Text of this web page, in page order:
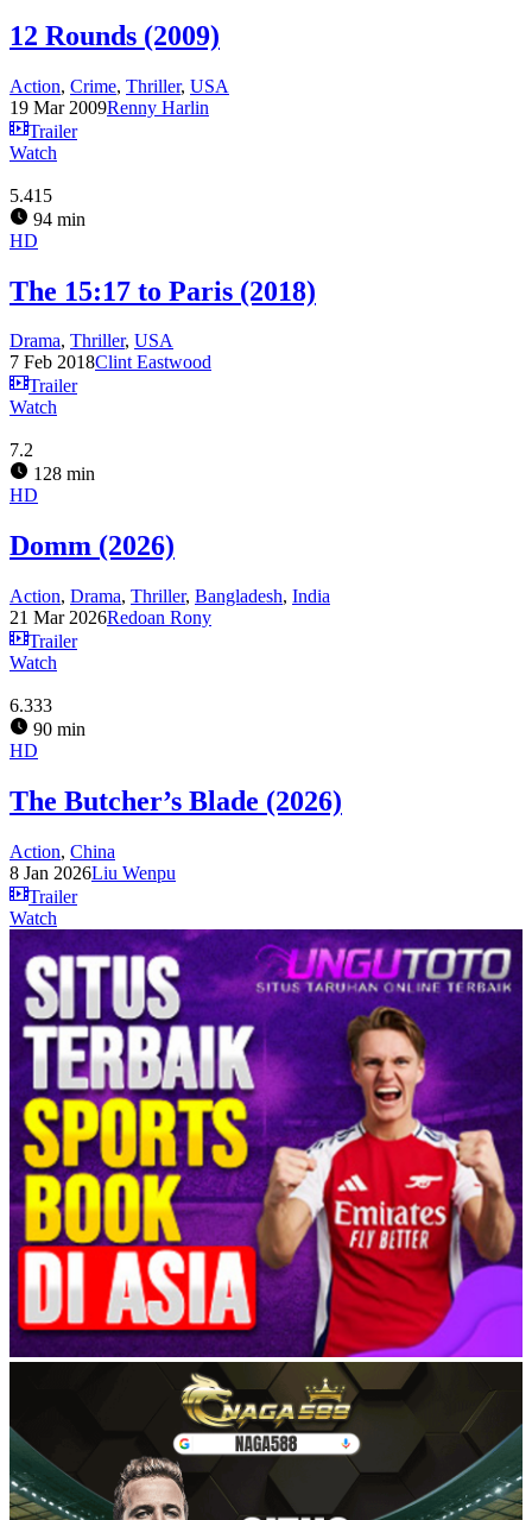
12 Rounds (2009)
Action, Crime, Thriller, USA
19 Mar 2009Renny Harlin
Trailer
Watch
5.415
94 min
HD
The 15:17 to Paris (2018)
Drama, Thriller, USA
7 Feb 2018Clint Eastwood
Trailer
Watch
7.2
128 min
HD
Domm (2026)
Action, Drama, Thriller, Bangladesh, India
21 Mar 2026Redoan Rony
Trailer
Watch
6.333
90 min
HD
The Butcher’s Blade (2026)
Action, China
8 Jan 2026Liu Wenpu
Trailer
Watch